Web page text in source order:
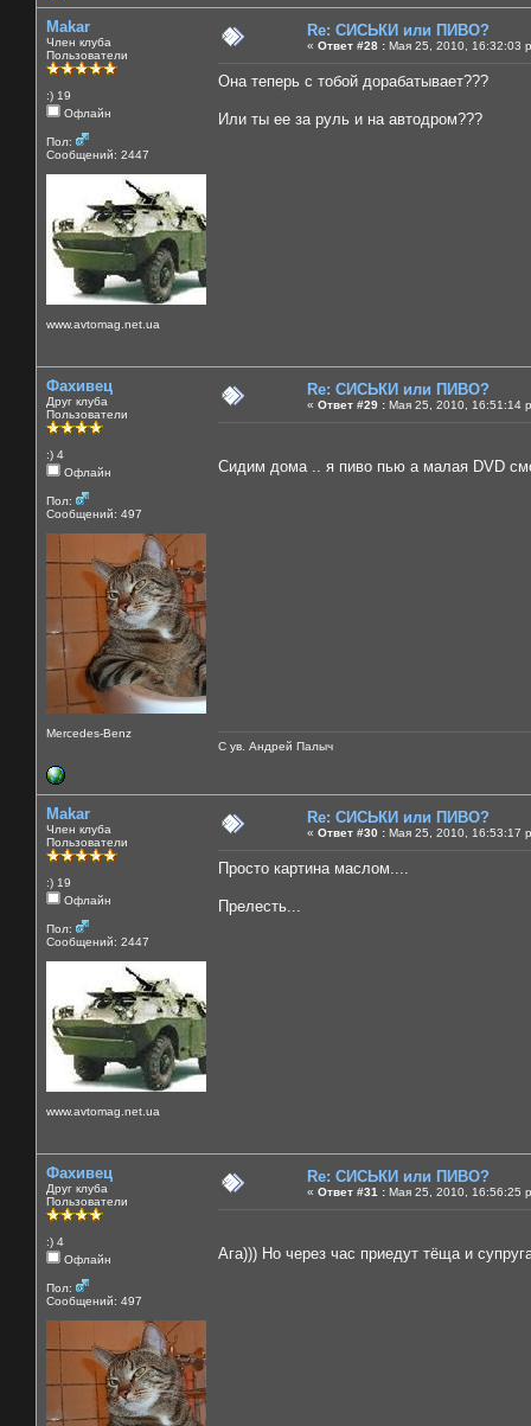
Makar
Член клуба
Пользователи
:) 19
Офлайн
Пол:
Сообщений: 2447
www.avtomag.net.ua
Re: СИСЬКИ или ПИВО?
« Ответ #28 : Мая 25, 2010, 16:32:03
Она теперь с тобой дорабатывает???
Или ты ее за руль и на автодром???
Фахивец
Друг клуба
Пользователи
:) 4
Офлайн
Пол:
Сообщений: 497
Mercedes-Benz
Re: СИСЬКИ или ПИВО?
« Ответ #29 : Мая 25, 2010, 16:51:14
Сидим дома .. я пиво пью а малая DVD
С ув. Андрей Палыч
Makar
Член клуба
Пользователи
:) 19
Офлайн
Пол:
Сообщений: 2447
www.avtomag.net.ua
Re: СИСЬКИ или ПИВО?
« Ответ #30 : Мая 25, 2010, 16:53:17
Просто картина маслом....
Прелесть...
Фахивец
Друг клуба
Пользователи
:) 4
Офлайн
Пол:
Сообщений: 497
Re: СИСЬКИ или ПИВО?
« Ответ #31 : Мая 25, 2010, 16:56:25
Ага))) Но через час приедут тёща и